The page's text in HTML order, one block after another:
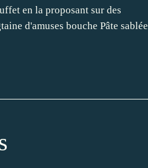
en la proposant sur des
d'amuses bouche Pâte sablée